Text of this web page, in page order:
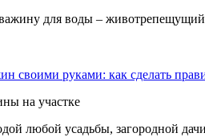
для воды –
своими руками: как сделать
на участке
любой усадьбы, загородной